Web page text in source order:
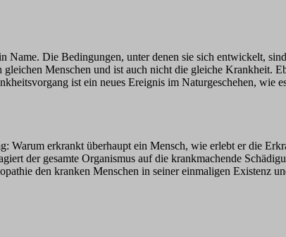
Die Bedingungen, unter denen sie sich entwickelt,
Menschen und ist auch nicht die gleiche Krankheit.
ist ein neues Ereignis im Naturgeschehen,
Warum erkrankt überhaupt ein Mensch, wie erlebt er die
der gesamte Organismus auf die krankmachende
den kranken Menschen in seiner einmaligen Existenz